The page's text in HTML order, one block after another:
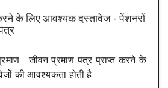
के लिए आवश्यक दस्तावेज - पेंशनरों
- जीवन प्रमाण पत्र प्राप्त करने के
की आवश्यकता होती है